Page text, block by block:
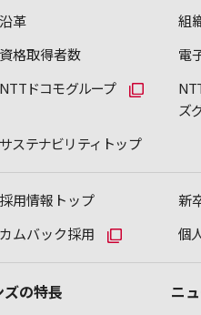
沿革
組
資格取得者数
電
NTTドコモグループ
ズ
サステナビリティトップ
採用情報トップ 新
カムバック採用
個
の特長 ニ